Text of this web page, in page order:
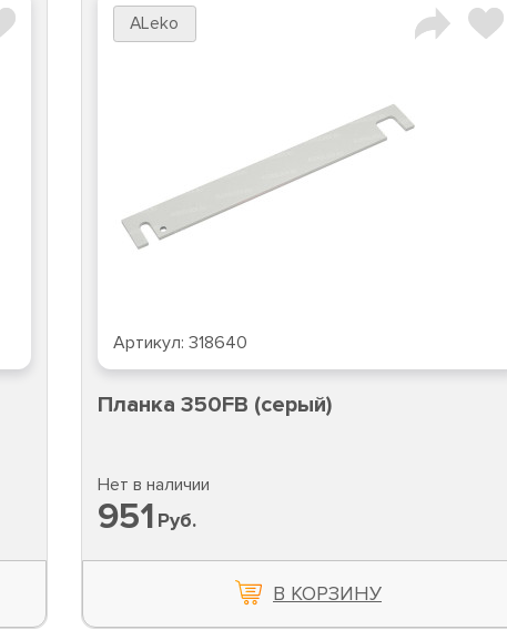
ALeko
Артикул: 318640
Планка 350FB (серый)
Нет в наличии
951 Руб.
В КОРЗИНУ